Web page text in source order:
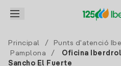
Principal / Punts d'atenció
Pamplona
/
Oficina
Sancho El Fuerte